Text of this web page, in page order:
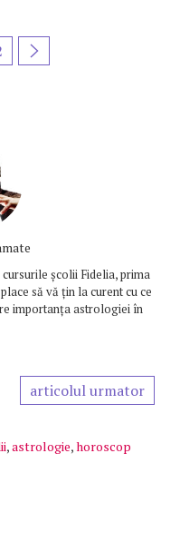
școlii Fidelia, prima
să vă țin la curent cu ce
importanța astrologiei în
articolul urmator
,astrologie,horoscop